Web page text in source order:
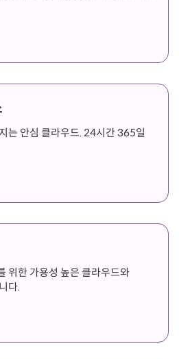
는 안심 클라우드. 24시간 365일
위한 가용성 높은 클라우드와
다.